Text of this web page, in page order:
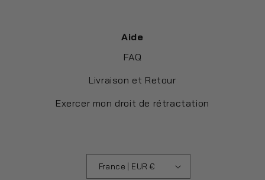
Aide
FAQ
Livraison et Retour
Exercer mon droit de rétractation
France | EUR €